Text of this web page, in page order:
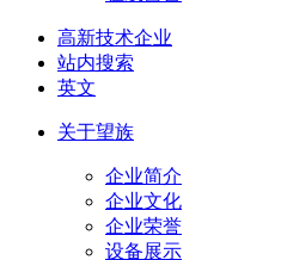
高新技术企业
站内搜索
英文
关于望族
企业简介
企业文化
企业荣誉
设备展示